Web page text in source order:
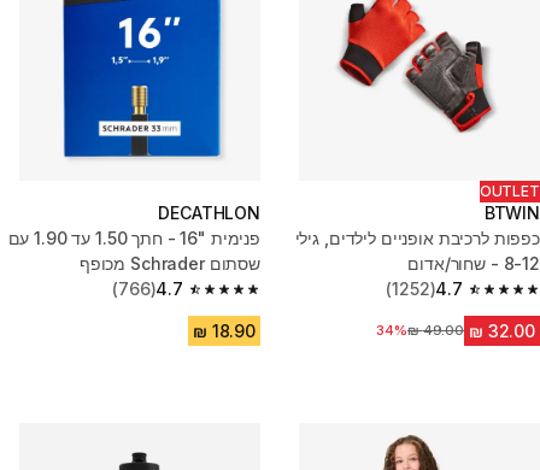
OUTLET
BTWIN
כפפות לרכיבת אופניים לילדים, גילי
8-12 - שחור/אדום
4.7
4.7 out of 5 stars from 1252 reviews
(1252)
מחיר לפני הנחה‏49.00 ₪
34%
DECATHLON
פנימית "16 - חתך ‏1.50 עד 1.90 עם
שסתום Schrader מכופף
4.7
4.7 out of 5 stars from 766 reviews
(766)